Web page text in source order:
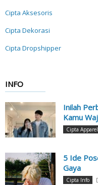
Cipta Aksesoris
Cipta Dekorasi
Cipta Dropshipper
INFO
Inilah
Kamu
Cipta Apparel
5 Ide
Gaya
Cipta Info